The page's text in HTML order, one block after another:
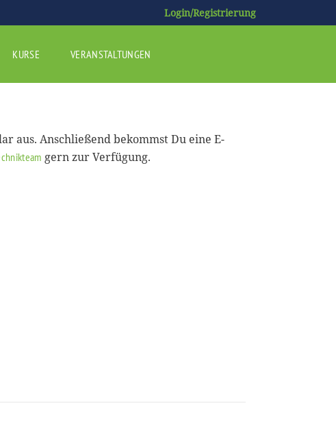
Login/Registrierung
KURSE VERANSTALTUNGEN
aus. Anschließend bekommst Du eine E-
gern zur Verfügung.